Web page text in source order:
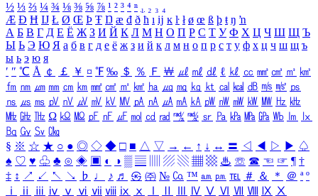
½ ⅓ ⅔ ¼ ¾ ⅛ ⅜ ⅝ ⅞ ¹ ² ³ ⁴ ⁿ ₁ ₂ ₃ ₄
Æ Ð Ħ Ĳ Ł Ø Œ Þ Ŧ Ŋ æ đ ð ħ ı ĳ ĸ ŀ ł ø œ ß þ ŧ ŋ ŉ
А Б В Г Д Е Ё Ж З И Й К Л М Н О П Р С Т У Ф Х Ц Ч Ш Щ Ъ
Ы Ь Э Ю Я а б в г д е ё ж з и й к л м н о п р с т у ф х ц ч ш щ ъ
ы ь э ю я
′ ″ ℃ Å ￠ ￡ ￥ ¤ ℉ ‰ ＄ ％ Ｆ ￦ ㎕ ㎖ ㎗ ℓ ㎘ ㏄ ㎣ ㎤ ㎥ ㎦
㎙ ㎚ ㎛ ㎜ ㎝ ㎞ ㎟ ㎠ ㎡ ㎢ ㏊ ㎍ ㎎ ㎏ ㏏ ㎈ ㎉ ㏈ ㎧ ㎨ ㎰
㎱ ㎲ ㎳ ㎴ ㎵ ㎶ ㎷ ㎸ ㎹ ㎀ ㎁ ㎂ ㎃ ㎄ ㎺ ㎻ ㎽ ㎾ ㎿ ㎐ ㎑
㎒ ㎓ ㎔ Ω ㏀ ㏁ ㎊ ㎋ ㎌ ㏖ ㏅ ㎭ ㎮ ㎯ ㏛ ㎩ ㎪ ㎫ ㎬ ㏝ ㏐
㏓
㏃ ㏉ ㏜ ㏆
§ ※ ☆ ★ ○ ● ◎ ◇ ◆ □ ■ △ ▽ → ← ↑ ↓ ↔ 〓 ◁ ◀ ▷ ▶ ♤
♠ ♡ ♥ ♧ ♣ ⊙ ◈ ▣ ◐ ◑ ▒ ▤ ▨ ▧ ▦ ▩ ♨ ☏ ☎ ☜ ☞ ¶ †
‡ ↕ ↗ ↙ ↖ ↘ ♭ ♩ ♪ ♬ ㉿ ㈜ № ㏇ ™ ㏂ ㏘ ℡ ＃ ＆ ＊ ＠ ª º
ⅰ
ⅱ ⅲ ⅳ ⅴ ⅵ ⅶ ⅷ ⅸ ⅹ Ⅳ Ⅴ Ⅵ Ⅶ Ⅷ Ⅸ Ⅹ